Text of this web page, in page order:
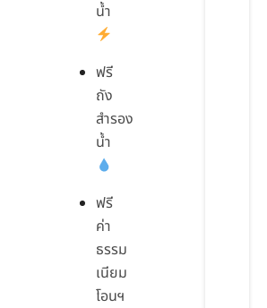
น้ำ
ฟรี
ถัง
สำรอง
น้ำ
ฟรี
ค่า
ธรรม
เนียม
โอนฯ